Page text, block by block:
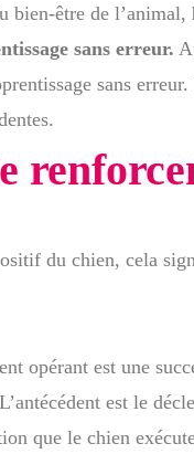
bien-être de l’animal,
sans erreur.
sans
du chien, cela
opérant est une
est le
que le chien